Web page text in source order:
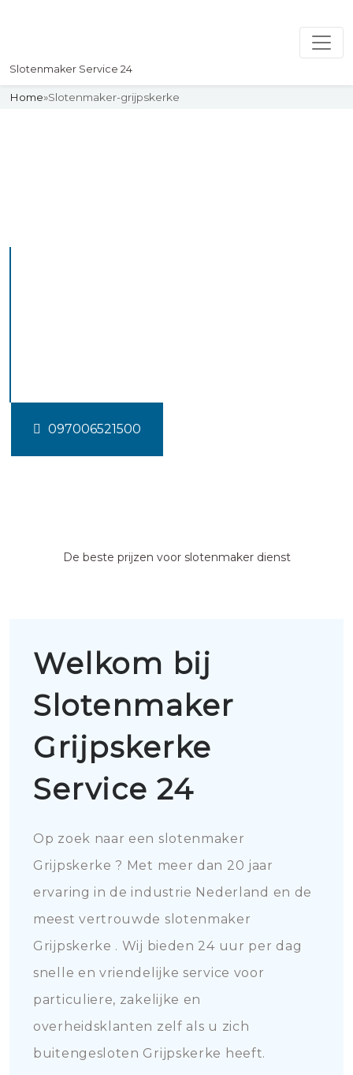
Slotenmaker Service 24
Home»Slotenmaker-grijpskerke
097006521500
De beste prijzen voor slotenmaker dienst
Welkom bij
Slotenmaker
Grijpskerke
Service 24
Op zoek naar een slotenmaker
Grijpskerke ? Met meer dan 20 jaar
ervaring in de industrie Nederland en de
meest vertrouwde slotenmaker
Grijpskerke . Wij bieden 24 uur per dag
snelle en vriendelijke service voor
particuliere, zakelijke en
overheidsklanten zelf als u zich
buitengesloten Grijpskerke heeft.